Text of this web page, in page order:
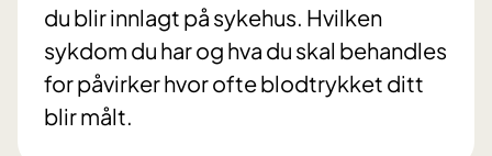
du blir innlagt på sykehus. Hvilken
sykdom du har og hva du skal behandles
for påvirker hvor ofte blodtrykket ditt
blir målt.